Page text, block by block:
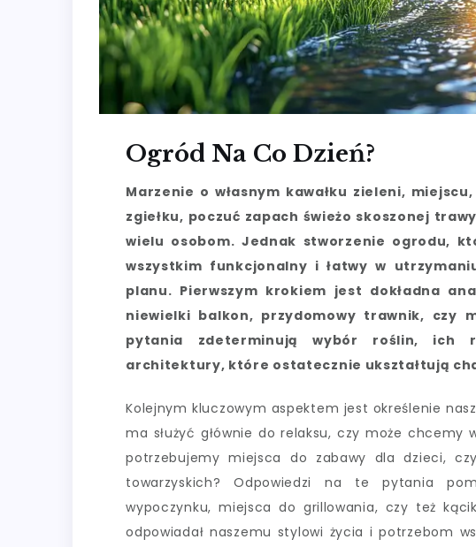
Ogród Na Co Dzień?
Marzenie o własnym kawałku zieleni,
zgiełku, poczuć zapach świeżo skoszonej
wielu osobom. Jednak stworzenie ogrodu,
wszystkim funkcjonalny i łatwy w
planu. Pierwszym krokiem jest dokładna
niewielki balkon, przydomowy trawnik, czy
pytania zdeterminują wybór roślin, ich
architektury, które ostatecznie ukształtują
Kolejnym kluczowym aspektem jest określenie
ma służyć głównie do relaksu, czy może chcemy
potrzebujemy miejsca do zabawy dla dzieci,
towarzyskich? Odpowiedzi na te pytania
wypoczynku, miejsca do grillowania, czy też
odpowiadał naszemu stylowi życia i potrzebom